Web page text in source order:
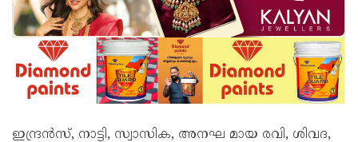
ഇന്ദ്രന്‍സ്, നാട്ടി, സ്വാസിക, അനഘ മായ രവി, ശിവദ,